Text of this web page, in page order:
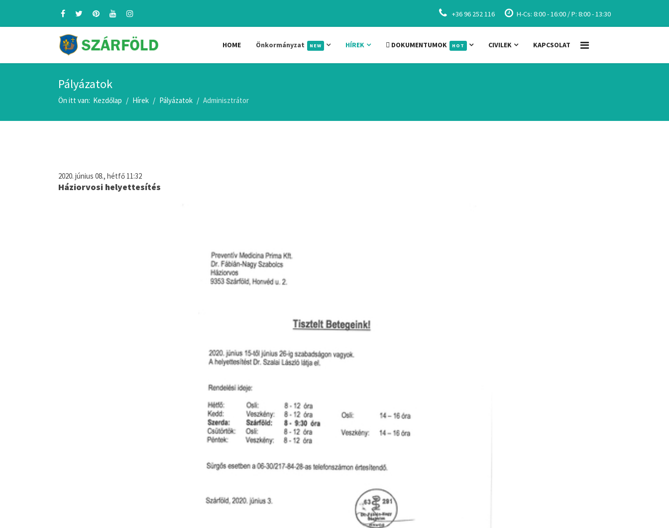
+36 96 252 116 H-Cs: 8:00 - 16:00 / P: 8:00 - 13:30
HOME Önkormányzat NEW HÍREK DOKUMENTUMOK HOT CIVILEK KAPCSOLAT
Pályázatok
Ön itt van: Kezdőlap Hírek Pályázatok Adminisztrátor
2020. június 08., hétfő 11:32
Háziorvosi helyettesítés